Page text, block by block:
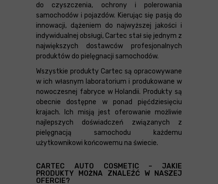
do czyszczenia, ochrony i polerowania
samochodów i pojazdów. Kierując się pasją do
innowacji, dążeniem do najwyższej jakości i
indywidualnej obsługi, Cartec stał się jednym z
największych dostawców profesjonalnych
produktów do pielęgnacji samochodów.
Wszystkie produkty Cartec są opracowywane
w ich własnym laboratorium i produkowane w
nowoczesnej fabryce w Holandii. Produkty są
obecnie dostępne w ponad pięćdziesięciu
krajach. Ich misją jest oferowanie możliwie
najlepszych doświadczeń związanych z
pielęgnacją samochodu każdemu
użytkownikowi końcowemu na świecie.
CARTEC AUTO COSMETIC – JAKIE
PRODUKTY MOŻNA ZNALEŹĆ W NASZEJ
OFERCIE?